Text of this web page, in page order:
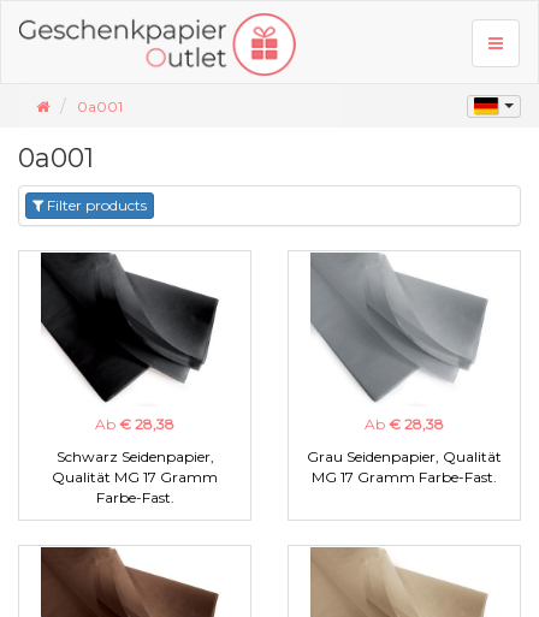
0a001
0a001
Filter products
Ab € 28,38
Schwarz Seidenpapier,
Qualität MG 17 Gramm
Farbe-Fast.
Ab € 28,38
Grau Seidenpapier, Qualität
MG 17 Gramm Farbe-Fast.